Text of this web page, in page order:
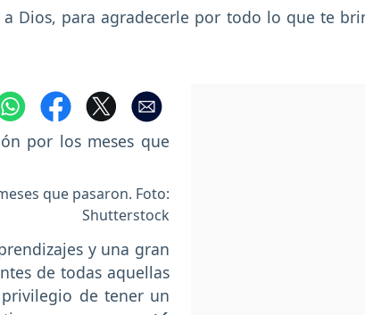
Dios, para agradecerle por todo lo que te
que pasaron. Foto:
Shutterstock
y una gran
de todas aquellas
de tener un